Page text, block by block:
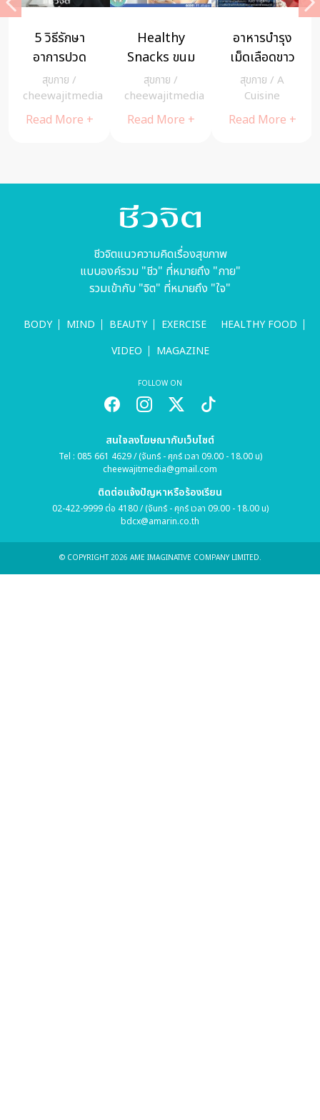
มี อาการเจ็บ
หน้าอก ทำไงดี
เสี่ยงเป็นโรค
อะไรได้บ้าง
สุขกาย
cheewajitmedia
Read More +
5 วัตถุดิบชั้น
เยี่ยม กินอร่อย
ป้องกันโรค
หัวใจ
สุขกาย
cheewajitmedia
Read More +
รู้หรือไม่ เรา
ปรับอาหาร
สำเร็จรูปให้
เป็นอาหาร
สุขภาพได้ด้
สุขกาย
Read More
ชีวจิตแนวความคิดเรื่องสุขภาพ
แบบองค์รวม "ชีว" ที่หมายถึง "กาย"
รวมเข้ากับ "จิต" ที่หมายถึง "ใจ"
BODY MIND BEAUTY EXERCISE
HEALTHY FOOD
VIDEO
MAGAZINE
FOLLOW ON
สนใจลงโฆษณากับเว็บไซต์
Tel : 085 661 4629 / (จันทร์ - ศุกร์ เวลา 09.00 - 18.00 น)
cheewajitmedia@gmail.com
ติดต่อแจ้งปัญหาหรือร้องเรียน
02-422-9999 ต่อ 4180 / (จันทร์ - ศุกร์ เวลา 09.00 - 18.00 น)
bdcx@amarin.co.th
© COPYRIGHT 2026 AME IMAGINATIVE COMPANY LIMITED.